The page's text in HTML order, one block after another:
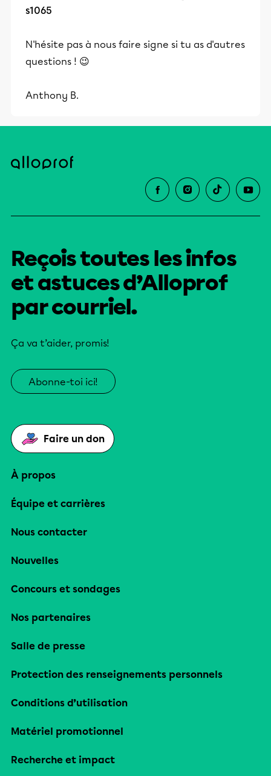
s1065
N'hésite pas à nous faire signe si tu as d'autres
questions ! 😉
Anthony B.
Reçois toutes les infos
et astuces d’Alloprof
par courriel.
Ça va t’aider, promis!
Abonne-toi ici!
Faire un don
À propos
Équipe et carrières
Nous contacter
Nouvelles
Concours et sondages
Nos partenaires
Salle de presse
Protection des renseignements personnels
Conditions d’utilisation
Matériel promotionnel
Recherche et impact